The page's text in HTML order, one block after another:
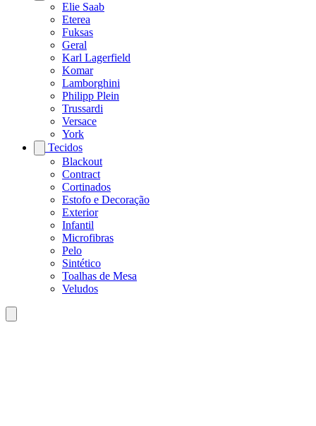
Elie Saab
Eterea
Fuksas
Geral
Karl Lagerfield
Komar
Lamborghini
Philipp Plein
Trussardi
Versace
York
Tecidos
Blackout
Contract
Cortinados
Estofo e Decoração
Exterior
Infantil
Microfibras
Pelo
Sintético
Toalhas de Mesa
Veludos